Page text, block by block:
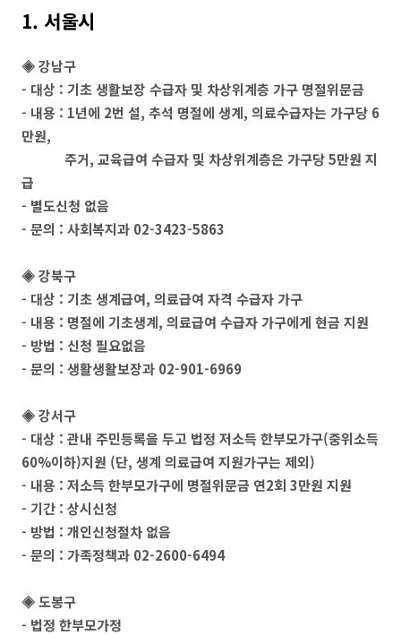
1. 서울시
◈ 강남구
- 대상 : 기초 생활보장 수급자 및 차상위계층 가구 명절위문금
- 내용 : 1년에 2번 설, 추석 명절에 생계, 의료수급자는 가구당 6
만원,
주거, 교육급여 수급자 및 차상위계층은 가구당 5만원 지
급
- 별도신청 없음
- 문의 : 사회복지과 02-3423-5863
◈ 강북구
- 대상 : 기초 생계급여, 의료급여 자격 수급자 가구
- 내용 : 명절에 기초생계, 의료급여 수급자 가구에게 현금 지원
- 방법 : 신청 필요없음
- 문의 : 생활생활보장과 02-901-6969
◈ 강서구
- 대상 : 관내 주민등록을 두고 법정 저소득 한부모가구(중위소득
60%이하)지원 (단, 생계 의료급여 지원가구는 제외)
- 내용 : 저소득 한부모가구에 명절위문금 연2회 3만원 지원
- 기간 : 상시신청
- 방법 : 개인신청절차 없음
- 문의 : 가족정책과 02-2600-6494
◈ 도봉구
- 법정 한부모가정